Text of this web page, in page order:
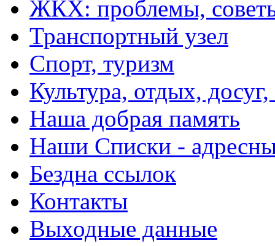
ЖКХ: проблемы,
Транспортный узел
Спорт, туризм
Культура, отдых,
Наша добрая память
Наши Списки -
Бездна ссылок
Контакты
Выходные данные